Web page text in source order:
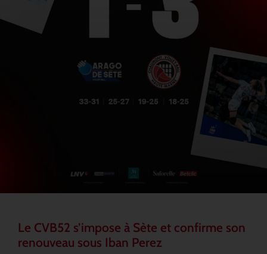
Le CVB52 s’impose à Sète et confirme son
renouveau sous Iban Perez